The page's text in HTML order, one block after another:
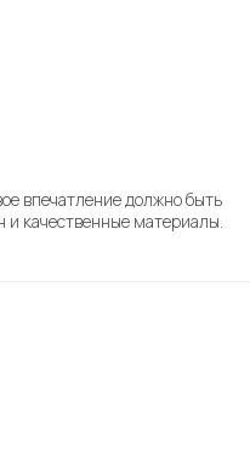
впечатление должно быть
качественные материалы.